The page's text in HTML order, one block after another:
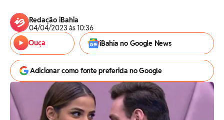
Redação iBahia
04/04/2023 às 10:36
Ouça
iBahia no Google News
Adicionar como fonte preferida no Google